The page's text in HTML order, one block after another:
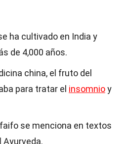
ha cultivado en India y
de 4,000 años.
china, el fruto del
para tratar el insomnioy
se menciona en textos
Ayurveda.